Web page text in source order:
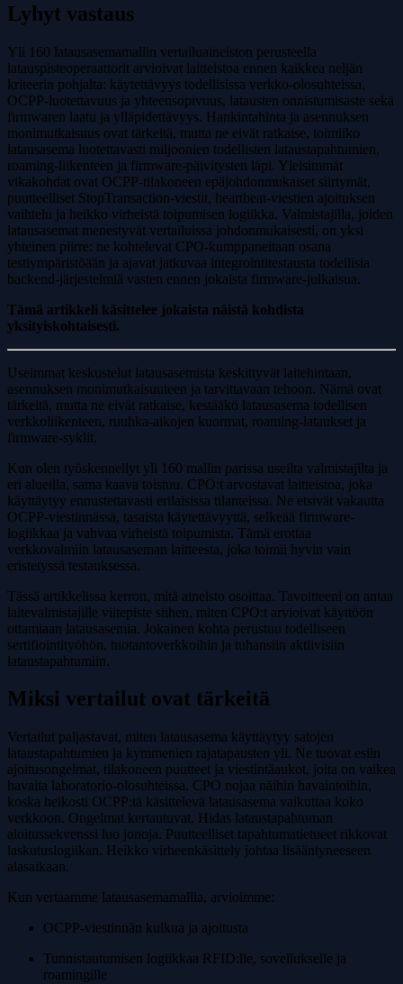
Lyhyt vastaus
Yli 160 latausasemamallin vertailuaineiston perusteella
latauspisteoperaattorit arvioivat laitteistoa ennen kaikkea neljän
kriteerin pohjalta: käytettävyys todellisissa verkko-olosuhteissa,
OCPP-luotettavuus ja yhteensopivuus, latausten onnistumisaste sekä
firmwaren laatu ja ylläpidettävyys. Hankintahinta ja asennuksen
monimutkaisuus ovat tärkeitä, mutta ne eivät ratkaise, toimiiko
latausasema luotettavasti miljoonien todellisten lataustapahtumien,
roaming-liikenteen ja firmware-päivitysten läpi. Yleisimmät
vikakohdat ovat OCPP-tilakoneen epäjohdonmukaiset siirtymät,
puutteelliset StopTransaction-viestit, heartbeat-viestien ajoituksen
vaihtelu ja heikko virheistä toipumisen logiikka. Valmistajilla, joiden
latausasemat menestyvät vertailuissa johdonmukaisesti, on yksi
yhteinen piirre: ne kohtelevat CPO-kumppaneitaan osana
testiympäristöään ja ajavat jatkuvaa integrointitestausta todellisia
backend-järjestelmiä vasten ennen jokaista firmware-julkaisua.
Tämä artikkeli käsittelee jokaista näistä kohdista
yksityiskohtaisesti.
Useimmat keskustelut latausasemista keskittyvät laitehintaan,
asennuksen monimutkaisuuteen ja tarvittavaan tehoon. Nämä ovat
tärkeitä, mutta ne eivät ratkaise, kestääkö latausasema todellisen
verkkoliikenteen, ruuhka-aikojen kuormat, roaming-lataukset ja
firmware-syklit.
Kun olen työskennellyt yli 160 mallin parissa useilta valmistajilta ja
eri alueilla, sama kaava toistuu. CPO:t arvostavat laitteistoa, joka
käyttäytyy ennustettavasti erilaisissa tilanteissa. Ne etsivät vakautta
OCPP-viestinnässä, tasaista käytettävyyttä, selkeää firmware-
logiikkaa ja vahvaa virheistä toipumista. Tämä erottaa
verkkovalmiin latausaseman laitteesta, joka toimii hyvin vain
eristetyssä testauksessa.
Tässä artikkelissa kerron, mitä aineisto osoittaa. Tavoitteeni on antaa
laitevalmistajille viitepiste siihen, miten CPO:t arvioivat käyttöön
ottamiaan latausasemia. Jokainen kohta perustuu todelliseen
sertifiointityöhön, tuotantoverkkoihin ja tuhansiin aktiivisiin
lataustapahtumiin.
Miksi vertailut ovat tärkeitä
Vertailut paljastavat, miten latausasema käyttäytyy satojen
lataustapahtumien ja kymmenien rajatapausten yli. Ne tuovat esiin
ajoitusongelmat, tilakoneen puutteet ja viestintäaukot, joita on vaikea
havaita laboratorio-olosuhteissa. CPO nojaa näihin havaintoihin,
koska heikosti OCPP:tä käsittelevä latausasema vaikuttaa koko
verkkoon. Ongelmat kertautuvat. Hidas lataustapahtuman
aloitussekvenssi luo jonoja. Puutteelliset tapahtumatietueet rikkovat
laskutuslogiikan. Heikko virheenkäsittely johtaa lisääntyneeseen
alasaikaan.
Kun vertaamme latausasemamallia, arvioimme:
OCPP-viestinnän kulkua ja ajoitusta
Tunnistautumisen logiikkaa RFID:lle, sovellukselle ja
roamingille